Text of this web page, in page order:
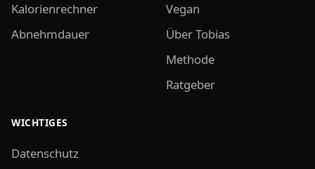
Kalorienrechner
Abnehmdauer
Vegan
Über Tobias
Methode
Ratgeber
WICHTIGES
Datenschutz